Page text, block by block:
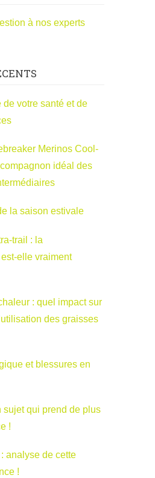
à nos experts
de votre santé et de
Merinos Cool-
idéal des
la saison estivale
trail : la
elle vraiment
: quel impact sur
des graisses
et blessures en
sujet qui prend de plus
!
analyse de cette
!